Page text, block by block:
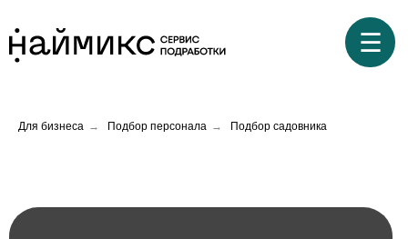
☰
Для бизнеса → Подбор персонала → Подбор садовника